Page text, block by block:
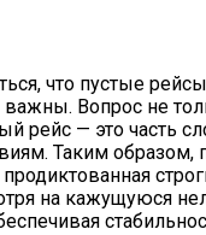
что пустые
Вопрос не
рейс — это часть
Таким образом,
на кажущуюся